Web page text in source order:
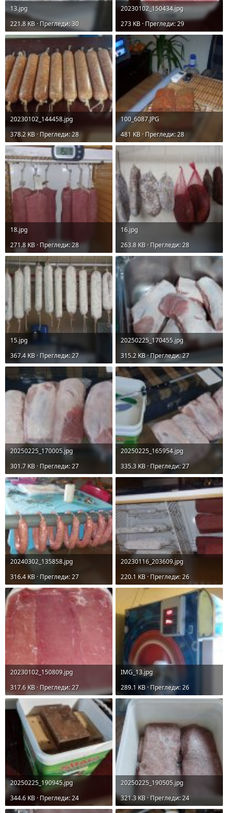
13.jpg
221.8 KB · Прегледи: 30
20230102_150434.jpg
273 KB · Прегледи: 29
20230102_144458.jpg
378.2 KB · Прегледи: 28
100_6087.JPG
481 KB · Прегледи: 28
18.jpg
271.8 KB · Прегледи: 28
16.jpg
263.8 KB · Прегледи: 28
15.jpg
367.4 KB · Прегледи: 27
20250225_170455.jpg
315.2 KB · Прегледи: 27
20250225_170005.jpg
301.7 KB · Прегледи: 27
20250225_165954.jpg
335.3 KB · Прегледи: 27
20240302_135858.jpg
316.4 KB · Прегледи: 27
20230116_203609.jpg
220.1 KB · Прегледи: 26
20230102_150809.jpg
317.6 KB · Прегледи: 27
IMG_13.jpg
289.1 KB · Прегледи: 26
20250225_190945.jpg
344.6 KB · Прегледи: 24
20250225_190505.jpg
321.3 KB · Прегледи: 24